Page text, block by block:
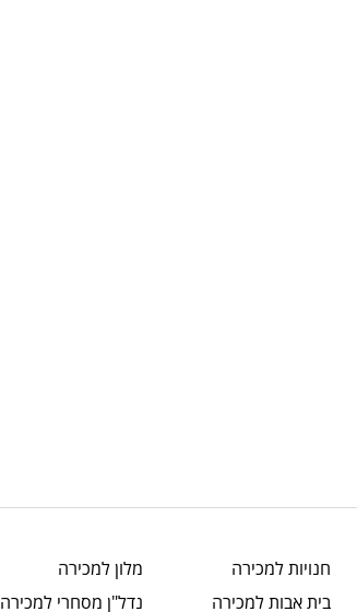
חנויותלמכירה
בית אבותלמכירה
מלון למכירה
נדל"ן מסחרי למכירה